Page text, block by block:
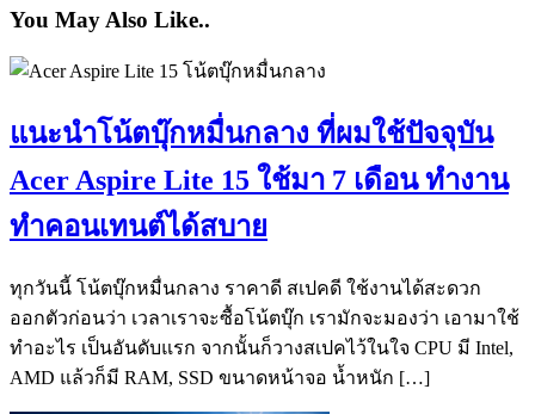
You May Also Like..
แนะนำโน้ตบุ๊กหมื่นกลาง ที่ผมใช้ปัจจุบัน
Acer Aspire Lite 15 ใช้มา 7 เดือน ทำงาน
ทำคอนเทนต์ได้สบาย
ทุกวันนี้ โน้ตบุ๊กหมื่นกลาง ราคาดี สเปคดี ใช้งานได้สะดวก
ออกตัวก่อนว่า เวลาเราจะซื้อโน้ตบุ๊ก เรามักจะมองว่า เอามาใช้
ทำอะไร เป็นอันดับแรก จากนั้นก็วางสเปคไว้ในใจ CPU มี Intel,
AMD แล้วก็มี RAM, SSD ขนาดหน้าจอ น้ำหนัก […]